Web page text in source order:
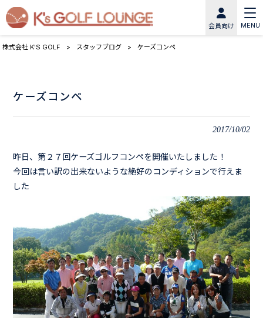
会員向け MENU
株式会社 K'S GOLF > スタッフブログ > ケーズコンペ
ケーズコンペ
2017/10/02
昨日、第２７回ケーズゴルフコンペを開催いたしました！
今回は言い訳の出来ないような絶好のコンディションで行えま
した